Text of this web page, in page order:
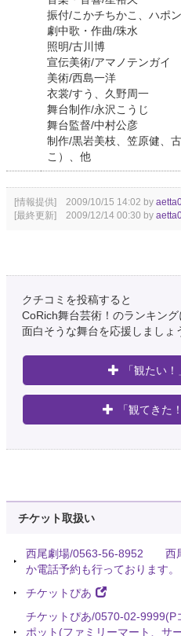
振付/こかチちかこ、ハポ
劇中歌・作曲/珠水
照明/古川博
宣伝美術/アマノテンガイ
美術/西島一洋
衣裳/すう、久野周一
舞台制作/永沢こうじ
舞台監督/中村公彦
制作/黒岩美枝、笠原健、
こ）、他
[情報提供] 2009/10/15 14:02 by
[最終更新] 2009/12/14 00:30 by
クチコミを投稿すると
CoRich舞台芸術！のランキング
面白そうな舞台を応援しましょ
「観たい
「観てきた
チケット取扱い
西尾劇場/0563-56-8952 西
か電話予約も行っております。
チケットぴあ
チケットぴあ/0570-02-9999(P
ポット(ファミリーマート、サ